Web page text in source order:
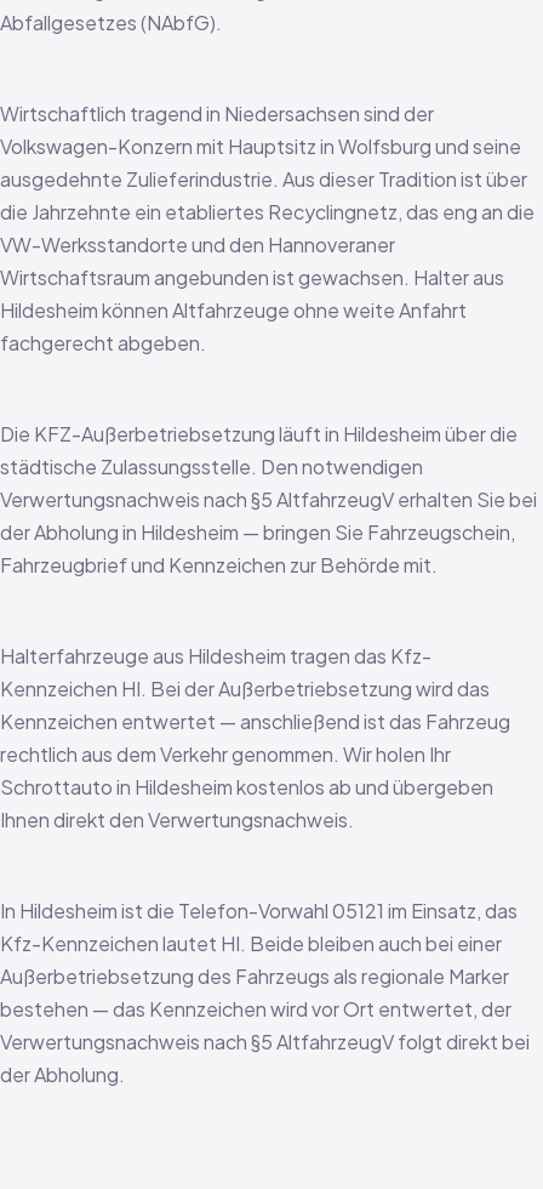
Abfallgesetzes (NAbfG).
Wirtschaftlich tragend in Niedersachsen sind der
Volkswagen-Konzern mit Hauptsitz in Wolfsburg und seine
ausgedehnte Zulieferindustrie. Aus dieser Tradition ist über
die Jahrzehnte ein etabliertes Recyclingnetz, das eng an die
VW-Werksstandorte und den Hannoveraner
Wirtschaftsraum angebunden ist gewachsen. Halter aus
Hildesheim können Altfahrzeuge ohne weite Anfahrt
fachgerecht abgeben.
Die KFZ-Außerbetriebsetzung läuft in Hildesheim über die
städtische Zulassungsstelle. Den notwendigen
Verwertungsnachweis nach §5 AltfahrzeugV erhalten Sie bei
der Abholung in Hildesheim — bringen Sie Fahrzeugschein,
Fahrzeugbrief und Kennzeichen zur Behörde mit.
Halterfahrzeuge aus Hildesheim tragen das Kfz-
Kennzeichen HI. Bei der Außerbetriebsetzung wird das
Kennzeichen entwertet — anschließend ist das Fahrzeug
rechtlich aus dem Verkehr genommen. Wir holen Ihr
Schrottauto in Hildesheim kostenlos ab und übergeben
Ihnen direkt den Verwertungsnachweis.
In Hildesheim ist die Telefon-Vorwahl 05121 im Einsatz, das
Kfz-Kennzeichen lautet HI. Beide bleiben auch bei einer
Außerbetriebsetzung des Fahrzeugs als regionale Marker
bestehen — das Kennzeichen wird vor Ort entwertet, der
Verwertungsnachweis nach §5 AltfahrzeugV folgt direkt bei
der Abholung.